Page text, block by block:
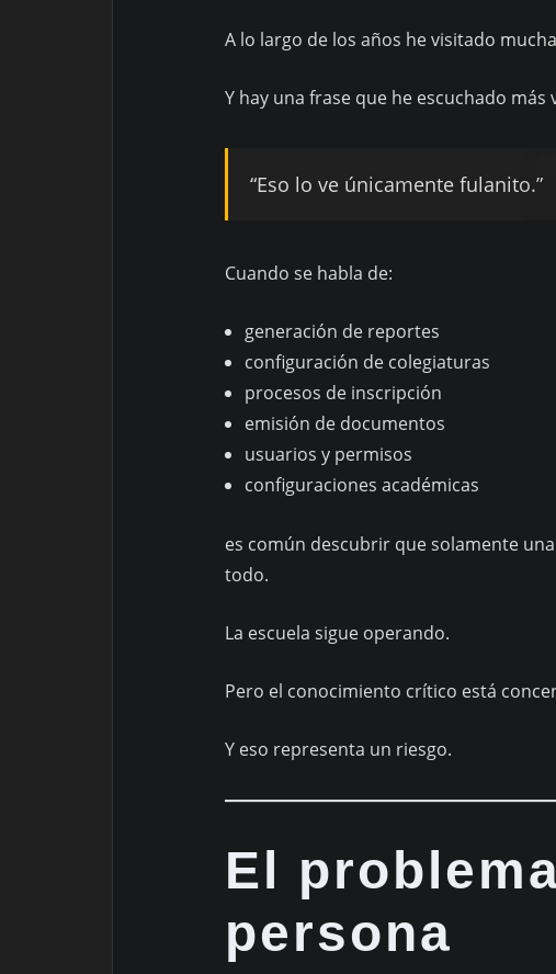
A lo largo de los años he visitado
Y hay una frase que he escuchado más
“Eso lo ve únicamente fulanito.”
Cuando se habla de:
generación de reportes
configuración de colegiaturas
procesos de inscripción
emisión de documentos
usuarios y permisos
configuraciones académicas
es común descubrir que solamente
todo.
La escuela sigue operando.
Pero el conocimiento crítico está
Y eso representa un riesgo.
El
persona